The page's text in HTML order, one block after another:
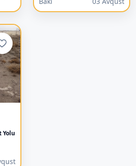
Yolu